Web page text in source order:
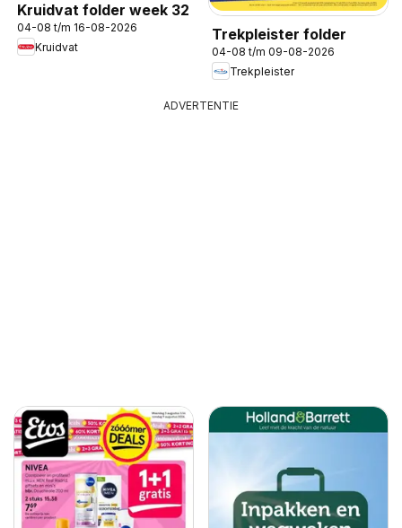
Kruidvat folder week 32
04-08 t/m 16-08-2026
Kruidvat
Trekpleister folder
04-08 t/m 09-08-2026
Trekpleister
ADVERTENTIE